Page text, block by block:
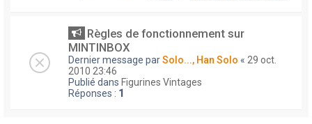
Règles de fonctionnement sur
MINTINBOX
Dernier message parSolo..., Han Solo « 29 oct.
2010 23:46
Publié dans Figurines Vintages
Réponses : 1